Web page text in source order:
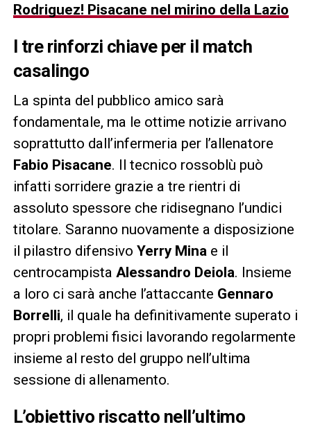
Rodriguez! Pisacane nel mirino della Lazio
I tre rinforzi chiave per il match
casalingo
La spinta del pubblico amico sarà
fondamentale, ma le ottime notizie arrivano
soprattutto dall’infermeria per l’allenatore
Fabio Pisacane. Il tecnico rossoblù può
infatti sorridere grazie a tre rientri di
assoluto spessore che ridisegnano l’undici
titolare. Saranno nuovamente a disposizione
il pilastro difensivo Yerry Mina e il
centrocampista Alessandro Deiola. Insieme
a loro ci sarà anche l’attaccante Gennaro
Borrelli, il quale ha definitivamente superato i
propri problemi fisici lavorando regolarmente
insieme al resto del gruppo nell’ultima
sessione di allenamento.
L’obiettivo riscatto nell’ultimo